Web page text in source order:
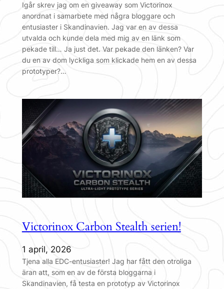
Igår skrev jag om en giveaway som Victorinox
anordnat i samarbete med några bloggare och
entusiaster i Skandinavien. Jag var en av dessa
utvalda och kunde dela med mig av en länk som
pekade till… Ja just det. Var pekade den länken? Var
du en av dom lyckliga som klickade hem en av dessa
prototyper?…
Victorinox Carbon Stealth serien!
1 april, 2026
Tjena alla EDC-entusiaster! Jag har fått den otroliga
äran att, som en av de första bloggarna i
Skandinavien, få testa en prototyp av Victorinox